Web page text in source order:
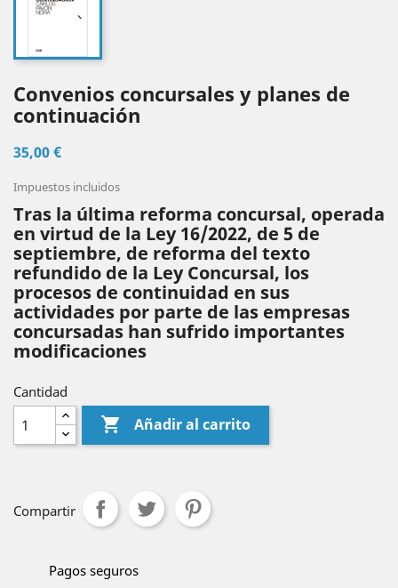
Convenios concursales y planes de
continuación
35,00 €
Impuestos incluidos
Tras la última reforma concursal, operada
en virtud de la Ley 16/2022, de 5 de
septiembre, de reforma del texto
refundido de la Ley Concursal, los
procesos de continuidad en sus
actividades por parte de las empresas
concursadas han sufrido importantes
modificaciones
Cantidad
 Añadir al carrito
Compartir
Pagos seguros